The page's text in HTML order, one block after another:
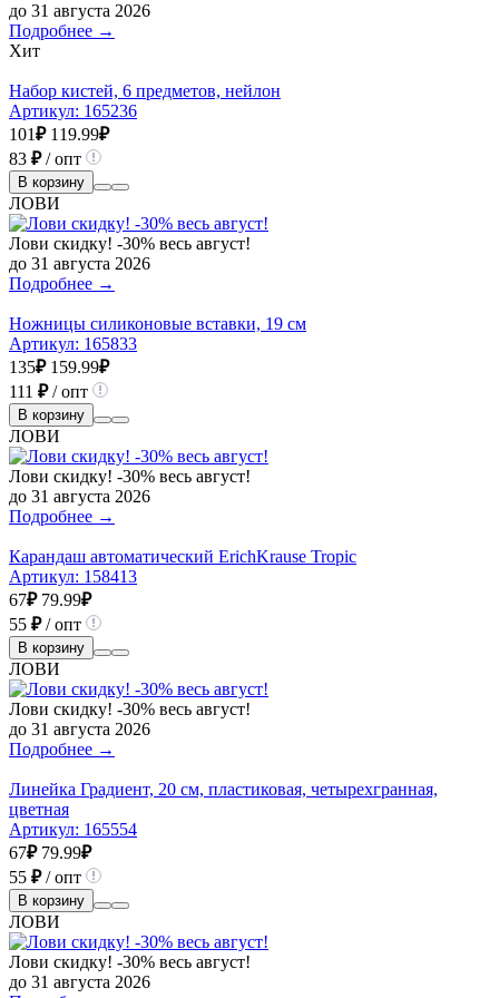
до 31 августа 2026
Подробнее →
Хит
Набор кистей, 6 предметов, нейлон
Артикул: 165236
101₽ 119.99₽
83 ₽/ опт
В корзину
ЛОВИ
Лови скидку! -30% весь август!
до 31 августа 2026
Подробнее →
Ножницы силиконовые вставки, 19 см
Артикул: 165833
135₽ 159.99₽
111 ₽/ опт
В корзину
ЛОВИ
Лови скидку! -30% весь август!
до 31 августа 2026
Подробнее →
Карандаш автоматический ErichKrause Tropic
Артикул: 158413
67₽ 79.99₽
55 ₽/ опт
В корзину
ЛОВИ
Лови скидку! -30% весь август!
до 31 августа 2026
Подробнее →
Линейка Градиент, 20 см, пластиковая, четырехгранная,
цветная
Артикул: 165554
67₽ 79.99₽
55 ₽/ опт
В корзину
ЛОВИ
Лови скидку! -30% весь август!
до 31 августа 2026